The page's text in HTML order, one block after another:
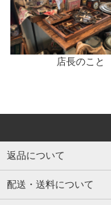
店長のこと
返品について
配送・送料について